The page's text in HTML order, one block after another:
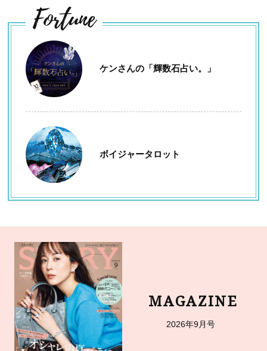
Fortune
ケンさんの「輝数石占い。」
ボイジャータロット
MAGAZINE
2026年9月号